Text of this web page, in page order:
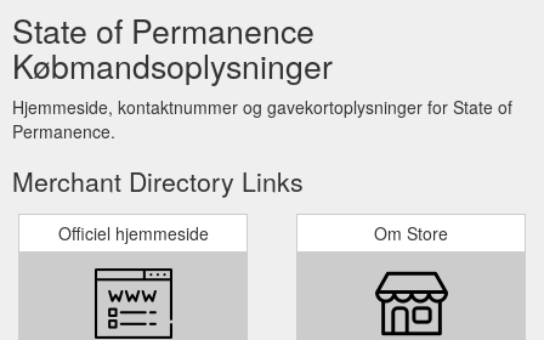
State of Permanence
Købmandsoplysninger
Hjemmeside, kontaktnummer og gavekortoplysninger for State of
Permanence.
Merchant Directory Links
Officiel hjemmeside Om Store